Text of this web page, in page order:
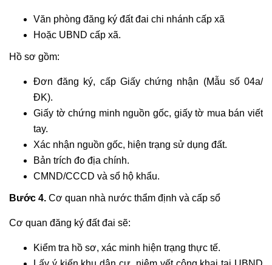
Văn phòng đăng ký đất đai chi nhánh cấp xã
Hoặc UBND cấp xã.
Hồ sơ gồm:
Đơn đăng ký, cấp Giấy chứng nhận (Mẫu số 04a/
ĐK).
Giấy tờ chứng minh nguồn gốc, giấy tờ mua bán viết
tay.
Xác nhận nguồn gốc, hiện trạng sử dụng đất.
Bản trích đo địa chính.
CMND/CCCD và sổ hộ khẩu.
Bước 4. Cơ quan nhà nước thẩm định và cấp sổ
Cơ quan đăng ký đất đai sẽ:
Kiểm tra hồ sơ, xác minh hiện trạng thực tế.